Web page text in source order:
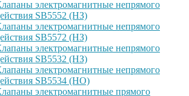
электромагнитные непрямого
SB5552 (НЗ)
электромагнитные непрямого
SB5572 (НЗ)
электромагнитные непрямого
SB5532 (НЗ)
электромагнитные непрямого
SB5534 (НО)
электромагнитные прямого